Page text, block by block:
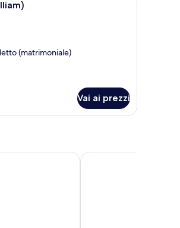
(matrimoniale)
Vai ai prezzi
La Paloma Las Flores